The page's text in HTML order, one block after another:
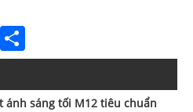
LinkedIn
ánh sáng tối M12 tiêu chuẩn